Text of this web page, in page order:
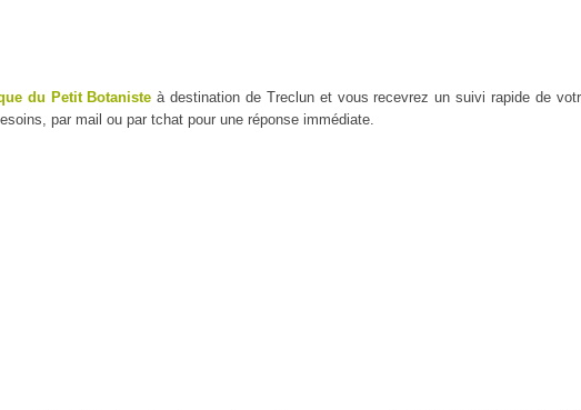
du Petit Botaniste à destination de Treclun et vous recevrez un suivi rapide de
par mail ou par tchat pour une réponse immédiate.